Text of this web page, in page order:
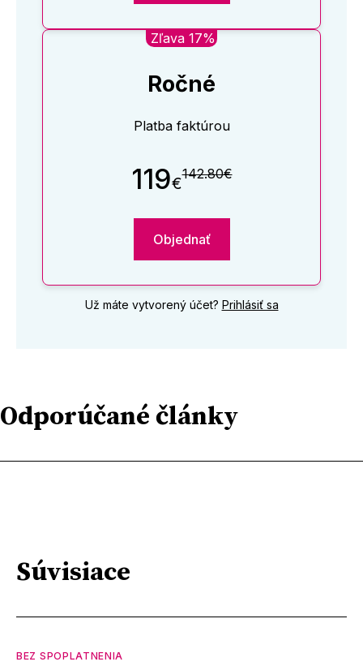
Zľava 17%
Ročné
Platba faktúrou
119€142.80€
Objednať
Už máte vytvorený účet? Prihlásiť sa
Odporúčané články
Súvisiace
BEZ SPOPLATNENIA